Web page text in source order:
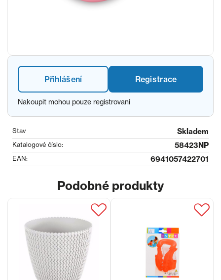
Přihlášení Registrace
Nakoupit mohou pouze registrovaní
Stav Skladem
Katalogové číslo: 58423NP
EAN: 6941057422701
Podobné produkty